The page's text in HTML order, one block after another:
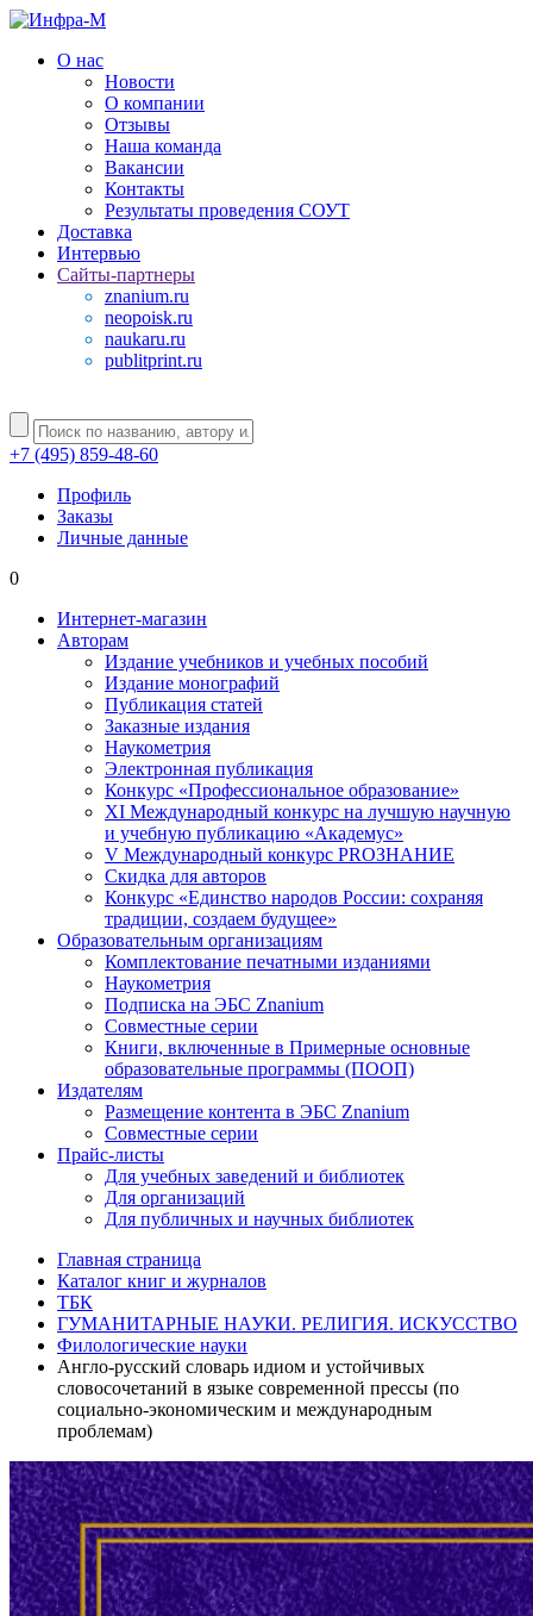
О нас
Новости
О компании
Отзывы
Наша команда
Вакансии
Контакты
Результаты проведения СОУТ
Доставка
Интервью
Сайты-партнеры
znanium.ru
neopoisk.ru
naukaru.ru
publitprint.ru
+7 (495) 859-48-60
Профиль
Заказы
Личные данные
0
Интернет-магазин
Авторам
Издание учебников и учебных пособий
Издание монографий
Публикация статей
Заказные издания
Наукометрия
Электронная публикация
Конкурс «Профессиональное образование»
XI Международный конкурс на лучшую научную
и учебную публикацию «Академус»
V Международный конкурс PROЗНАНИЕ
Скидка для авторов
Конкурс «Единство народов России: сохраняя
традиции, создаем будущее»
Образовательным организациям
Комплектование печатными изданиями
Наукометрия
Подписка на ЭБС Znanium
Совместные серии
Книги, включенные в Примерные основные
образовательные программы (ПООП)
Издателям
Размещение контента в ЭБС Znanium
Совместные серии
Прайс-листы
Для учебных заведений и библиотек
Для организаций
Для публичных и научных библиотек
Главная страница
Каталог книг и журналов
ТБК
ГУМАНИТАРНЫЕ НАУКИ. РЕЛИГИЯ. ИСКУССТВО
Филологические науки
Англо-русский словарь идиом и устойчивых
словосочетаний в языке современной прессы (по
социально-экономическим и международным
проблемам)